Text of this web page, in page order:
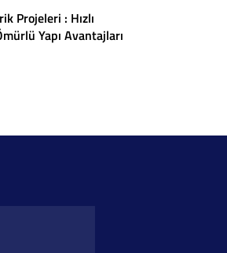
Projeleri : Hızlı
Yapı Avantajları